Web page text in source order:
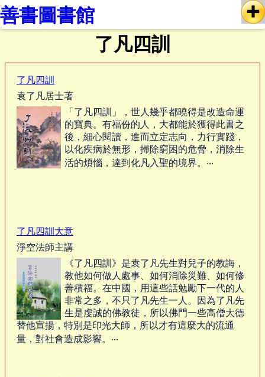
善書圖書館
了凡四訓
了凡四訓
袁了凡居士著
「了凡四訓」，世人幾乎都曉得是改造命運
的寶典。有福份的人，大都能於獲得此書之
後，細心閱讀，進而立定志向，力行實踐，
以化疾病於無形，掃除窮困的危脅，消除生
活的煩惱，達到化凡入聖的境界。‧‧‧
了凡四訓大意
淨空法師主講
《了凡四訓》是袁了凡先生對兒子的教誨，
教他如何做人處事、如何消除災難、如何修
善積福。在中國，用這些話勉勵下一代的人
非常之多，不只了凡先生一人。因為了凡先
生是虔誠的佛教徒，所以佛門一些高僧大德
替他宣揚，特別是印光大師，所以才有這麼大的流通
量，對社會造成影響。‧‧‧